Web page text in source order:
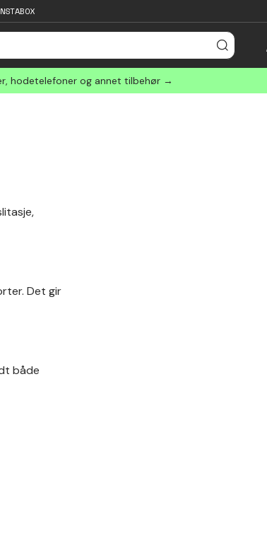
hodetelefoner og annet tilbehør →
Det gir
både